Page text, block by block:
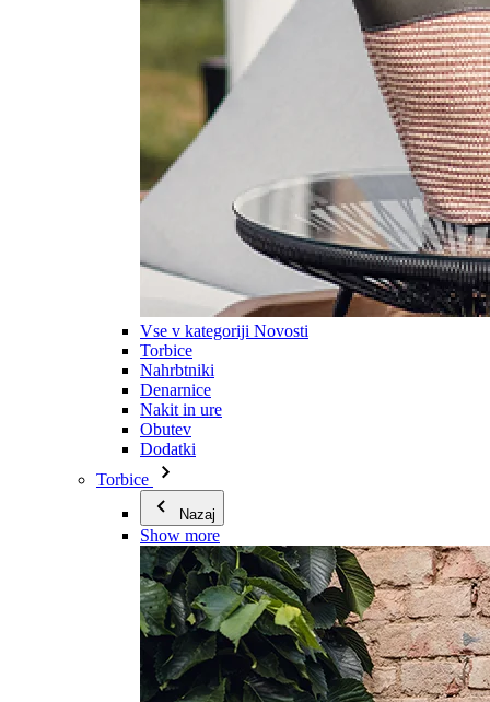
Vse v kategoriji Novosti
Torbice
Nahrbtniki
Denarnice
Nakit in ure
Obutev
Dodatki
Torbice
Nazaj
Show more